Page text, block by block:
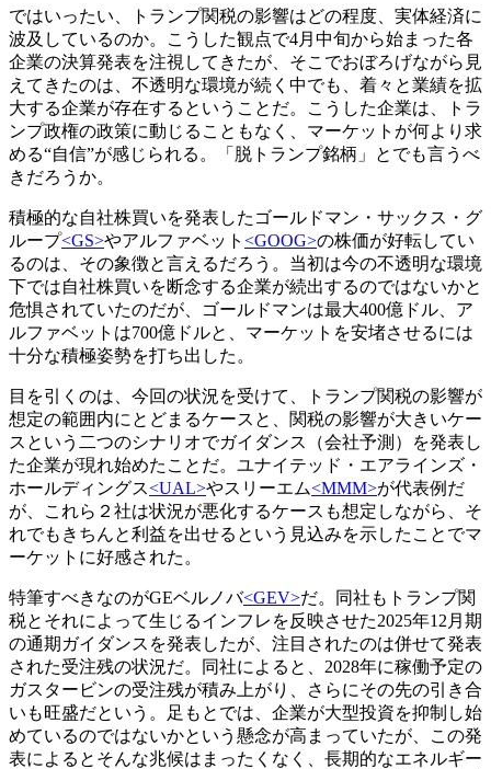
ではいったい、トランプ関税の影響はどの程度、実体経済に
波及しているのか。こうした観点で4月中旬から始まった各
企業の決算発表を注視してきたが、そこでおぼろげながら見
えてきたのは、不透明な環境が続く中でも、着々と業績を拡
大する企業が存在するということだ。こうした企業は、トラ
ンプ政権の政策に動じることもなく、マーケットが何より求
める“自信”が感じられる。「脱トランプ銘柄」とでも言うべ
きだろうか。
積極的な自社株買いを発表したゴールドマン・サックス・グ
ループ<GS>やアルファベット <GOOG>の株価が好転してい
るのは、その象徴と言えるだろう。当初は今の不透明な環境
下では自社株買いを断念する企業が続出するのではないかと
危惧されていたのだが、ゴールドマンは最大400億ドル、ア
ルファベットは700億ドルと、マーケットを安堵させるには
十分な積極姿勢を打ち出した。
目を引くのは、今回の状況を受けて、トランプ関税の影響が
想定の範囲内にとどまるケースと、関税の影響が大きいケー
スという二つのシナリオでガイダンス（会社予測）を発表し
た企業が現れ始めたことだ。ユナイテッド・エアラインズ・
ホールディングス<UAL>やスリーエム<MMM>が代表例だ
が、これら２社は状況が悪化するケースも想定しながら、そ
れでもきちんと利益を出せるという見込みを示したことでマ
ーケットに好感された。
特筆すべきなのがGEベルノバ<GEV>だ。同社もトランプ関
税とそれによって生じるインフレを反映させた2025年12月期
の通期ガイダンスを発表したが、注目されたのは併せて発表
された受注残の状況だ。同社によると、2028年に稼働予定の
ガスタービンの受注残が積み上がり、さらにその先の引き合
いも旺盛だという。足もとでは、企業が大型投資を抑制し始
めているのではないかという懸念が高まっていたが、この発
表によるとそんな兆候はまったくなく、長期的なエネルギー